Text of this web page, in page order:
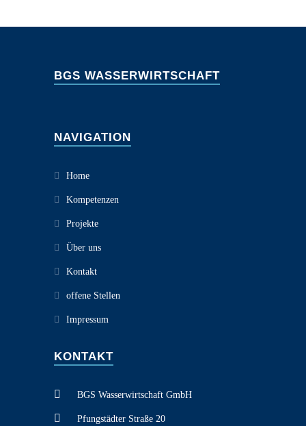
BGS WASSERWIRTSCHAFT
NAVIGATION
Home
Kompetenzen
Projekte
Über uns
Kontakt
offene Stellen
Impressum
KONTAKT
BGS Wasserwirtschaft GmbH
Pfungstädter Straße 20